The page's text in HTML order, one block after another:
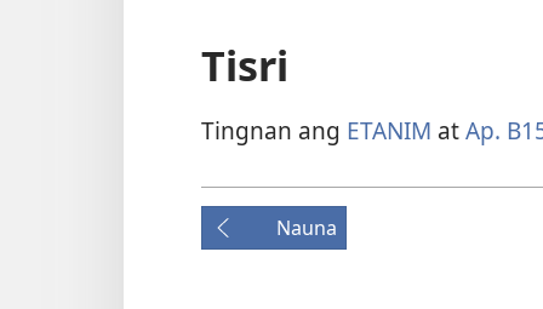
Tisri
Tingnan ang ETANIM atAp.
Nauna